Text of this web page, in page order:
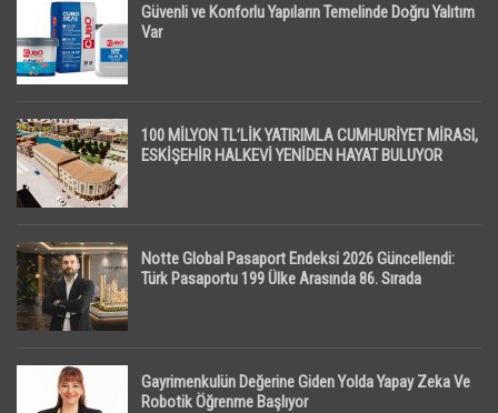
Güvenli ve Konforlu Yapıların Temelinde Doğru Yalıtım
Var
100 MİLYON TL’LİK YATIRIMLA CUMHURİYET MİRASI,
ESKİŞEHİR HALKEVİ YENİDEN HAYAT BULUYOR
Notte Global Pasaport Endeksi 2026 Güncellendi:
Türk Pasaportu 199 Ülke Arasında 86. Sırada
Gayrimenkulün Değerine Giden Yolda Yapay Zeka Ve
Robotik Öğrenme Başlıyor